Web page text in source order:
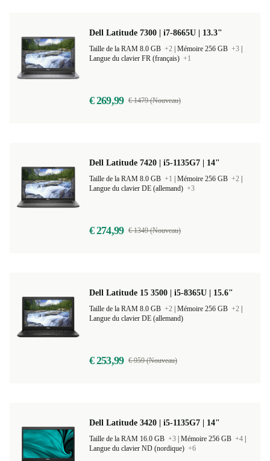
Dell Latitude 7300 | i7-8665U | 13.3"
Taille de la RAM 8.0 GB +2 Mémoire 256 GB +3
Langue du clavier FR (français) +1
€ 269,99 € 1479 (Nouveau)
Dell Latitude 7420 | i5-1135G7 | 14"
Taille de la RAM 8.0 GB +1 Mémoire 256 GB +2
Langue du clavier DE (allemand) +3
€ 274,99 € 1349 (Nouveau)
Dell Latitude 15 3500 | i5-8365U | 15.6"
Taille de la RAM 8.0 GB +2 Mémoire 256 GB +2
Langue du clavier DE (allemand)
€ 253,99 € 959 (Nouveau)
Dell Latitude 3420 | i5-1135G7 | 14"
Taille de la RAM 16.0 GB +3 Mémoire 256 GB +4
Langue du clavier ND (nordique) +6